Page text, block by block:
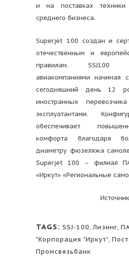
и на поставках
среднего бизнеса.
Superjet 100 создан и
отечественным и
правилам. SSJ100
авиакомпаниями начиная
сегодняшний день 12
иностранных
эксплуатантами.
обеспечивает
комфорта благодаря
диаметру фюзеляжа
Superjet 100 – филиал
«Иркут» «Региональные
TAGS: SSJ-100,Лизинг,
"Корпорация "Иркут",
Промсвязьбанк